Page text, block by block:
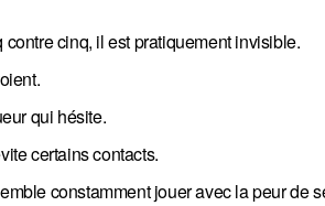
contre cinq, il est pratiquement invisible.
qui hésite.
certains contacts.
constamment jouer avec la peur de